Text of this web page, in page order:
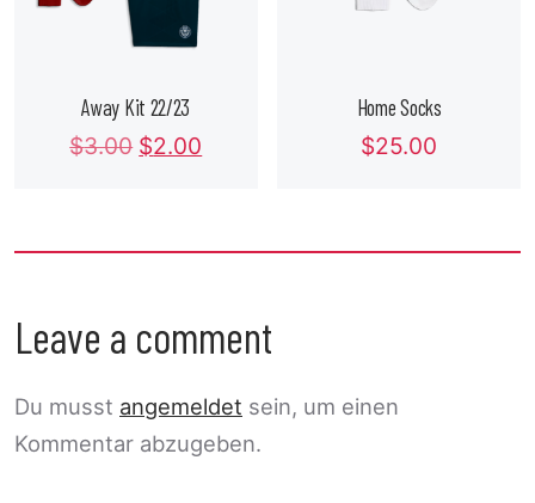
Away Kit 22/23
$3.00 $2.00
Home Socks
$25.00
Leave a comment
Du musst angemeldet sein, um einen
Kommentar abzugeben.